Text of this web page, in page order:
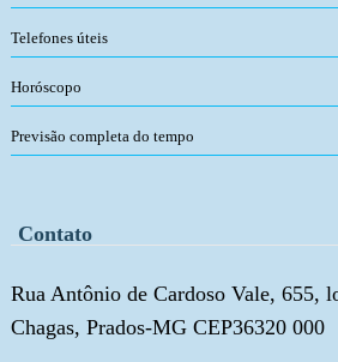
Telefones úteis
Horóscopo
Previsão completa do tempo
Contato
Rua Antônio de Cardoso Vale, 655,
Chagas, Prados-MG CEP36320 000